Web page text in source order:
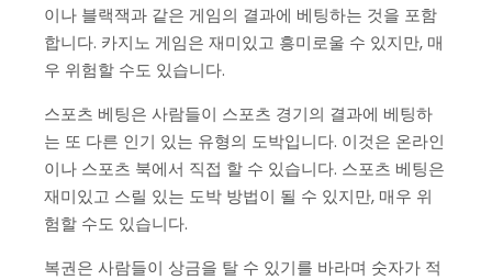
이나 블랙잭과 같은 게임의 결과에 베팅하는 것을 포함
합니다. 카지노 게임은 재미있고 흥미로울 수 있지만, 매
우 위험할 수도 있습니다.
스포츠 베팅은 사람들이 스포츠 경기의 결과에 베팅하
는 또 다른 인기 있는 유형의 도박입니다. 이것은 온라인
이나 스포츠 북에서 직접 할 수 있습니다. 스포츠 베팅은
재미있고 스릴 있는 도박 방법이 될 수 있지만, 매우 위
험할 수도 있습니다.
복권은 사람들이 상금을 탈 수 있기를 바라며 숫자가 적